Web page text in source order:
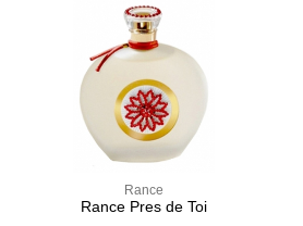
Rance
Rance Pres de Toi